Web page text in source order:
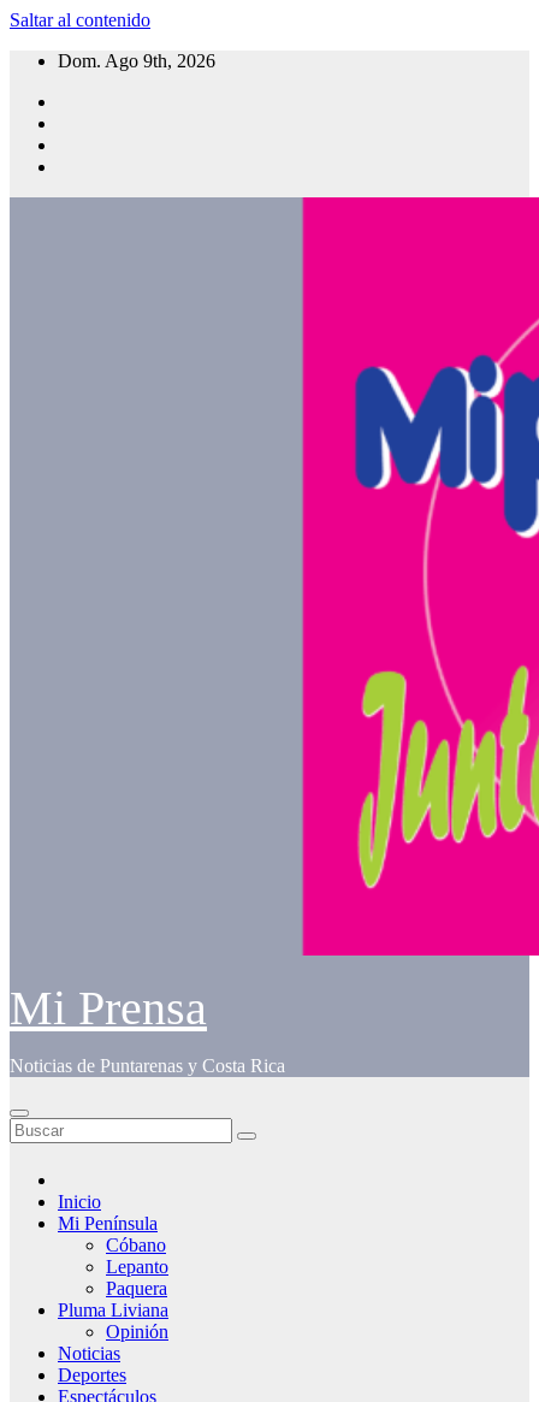
Saltar al contenido
Dom. Ago 9th, 2026
Mi Prensa
Noticias de Puntarenas y Costa Rica
Inicio
Mi Península
Cóbano
Lepanto
Paquera
Pluma Liviana
Opinión
Noticias
Deportes
Espectáculos